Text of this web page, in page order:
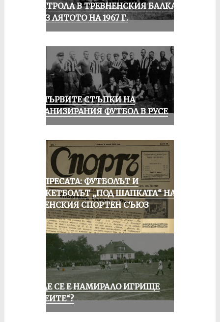
КОНТРОЛА В ТРЕВНЕНСКИЯ БАЛКАН
ПРЕЗ ЛЯТОТО НА 1967 Г.
ЗА ПЪРВИТЕ СТЪПКИ НА
ОРГАНИЗИРАНИЯ ФУТБОЛ В РУСЕ
ОТ ПРЕСАТА: ФУТБОЛЪТ И
БАСКЕТБОЛЪТ „ПОД ШАПКАТА“ НА
РУСЕНСКИЯ СПОРТЕН СЪЮЗ
КЪДЕ СЕ Е НАМИРАЛО ИГРИЩЕ
„АЛЕИТЕ“?